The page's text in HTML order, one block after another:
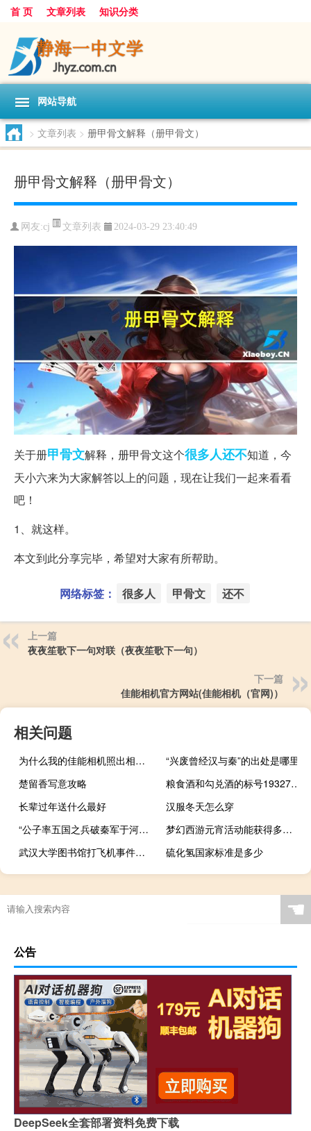
首 页 文章列表 知识分类
网站导航
> 文章列表 > 册甲骨文解释（册甲骨文）
册甲骨文解释（册甲骨文）
网友:cj 文章列表 2024-03-29 23:40:49
关于册甲骨文解释，册甲骨文这个很多人还不知道，今
天小六来为大家解答以上的问题，现在让我们一起来看看
吧！
1、就这样。
本文到此分享完毕，希望对大家有所帮助。
网络标签： 很多人 甲骨文 还不
上一篇
夜夜笙歌下一句对联（夜夜笙歌下一句）
下一篇
佳能相机官方网站(佳能相机（官网)）
相关问题
为什么我的佳能相机照出相片很暗
“兴废曾经汉与秦”的出处是哪里
楚留香写意攻略
粮食酒和勾兑酒的标号19327是什么酒（粮食酒和勾兑酒的标号）
长辈过年送什么最好
汉服冬天怎么穿
“公子率五国之兵破秦军于河外”的出处是哪里
梦幻西游元宵活动能获得多少元宵
武汉大学图书馆打飞机事件什么梗
硫化氢国家标准是多少
☚
公告
DeepSeek全套部署资料免费下载